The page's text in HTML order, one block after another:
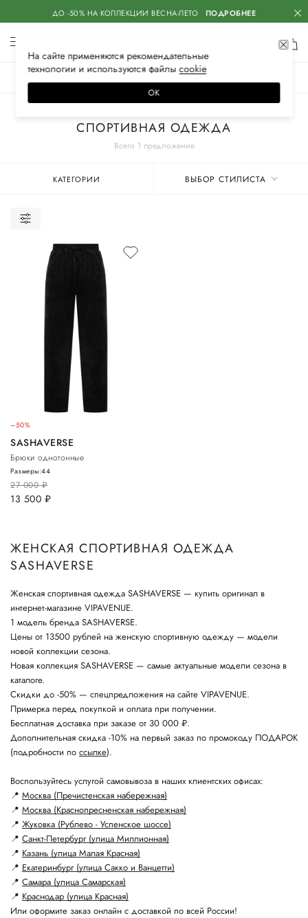
ДО -50% НА КОЛЛЕКЦИИ ВЕСНА-ЛЕТО ПОДРОБНЕЕ
Всего 1 предложение
СПОРТИВНАЯ ОДЕЖДА
КАТЕГОРИИ ВЫБОР СТИЛИСТА
–50%
SASHAVERSE
Брюки однотонные
27 000руб.
13 500 руб.
Размеры:44
ЖЕНСКАЯ СПОРТИВНАЯ ОДЕЖДА
SASHAVERSE
Женская спортивная одежда SASHAVERSE — купить оригинал в
интернет-магазине VIPAVENUE.
1 модель бренда SASHAVERSE.
Цены от 13500 рублей на женскую спортивную одежду — модели
новой коллекции сезона.
Новая коллекция SASHAVERSE — самые актуальные модели сезона в
каталоге.
Скидки до -50% — спецпредложения на сайте VIPAVENUE.
Примерка перед покупкой и оплата при получении.
Бесплатная доставка при заказе от 30 000 ₽.
Дополнительная скидка -10% на первый заказ по промокоду ПОДАРОК
(подробности по ссылке).
Воспользуйтесь услугой самовывоза в наших клиентских офисах:
📍 Москва (Пречистенская набережная)
📍 Москва (Краснопресненская набережная)
📍 Жуковка (Рублево - Успенское шоссе)
📍 Санкт-Петербург (улица Миллионная)
📍 Казань (улица Малая Красная)
📍 Екатеринбург (улица Сакко и Ванцетти)
📍 Самара (улица Самарская)
📍 Краснодар (улица Красная)
Или оформите заказ онлайн с доставкой по всей России!
На сайте применяются рекомендательные
технологии и используются файлысооkiе
ОК